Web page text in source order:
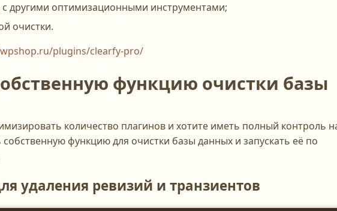
другими оптимизационными инструментами;
очистки.
plugins/clearfy-pro/
функцию очистки базы
количество плагинов и хотите иметь полный контроль
функцию для очистки базы данных и запускать её по
удаления ревизий и транзиентов